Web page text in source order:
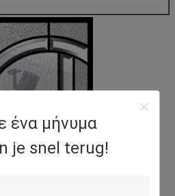
ένα μήνυμα
je snel terug!